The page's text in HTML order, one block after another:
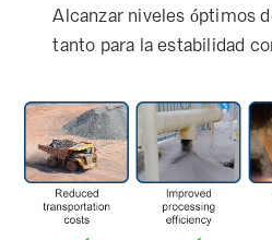
Alcanzar niveles óptimos
tanto para la estabilidad